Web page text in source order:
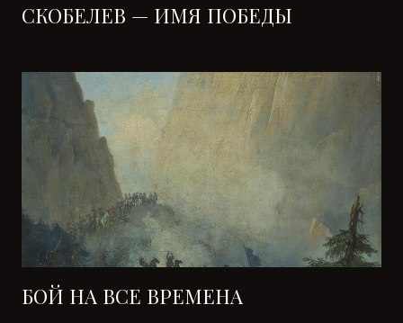
СКОБЕЛЕВ — ИМЯ ПОБЕДЫ
БОЙ НА ВСЕ ВРЕМЕНА